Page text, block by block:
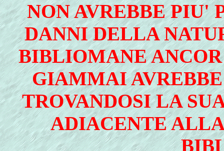
NON AVREBBE PIU'
DANNI DELLA
BIBLIOMANE
GIAMMAI
TROVANDOSI LA
ADIACENTE